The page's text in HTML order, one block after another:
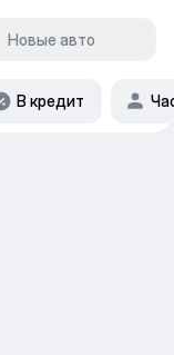
Новые авто
В кредит